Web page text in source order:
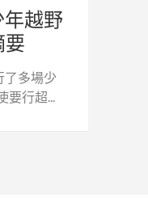
越野
要
了多場少
要行超...